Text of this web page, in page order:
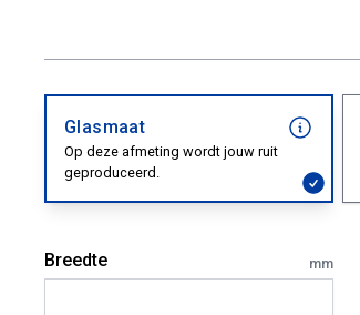
Glasmaat
Op deze afmeting wordt jouw ruit
geproduceerd.
Breedte mm